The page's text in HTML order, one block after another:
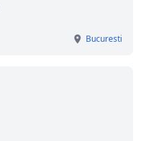
Bucuresti